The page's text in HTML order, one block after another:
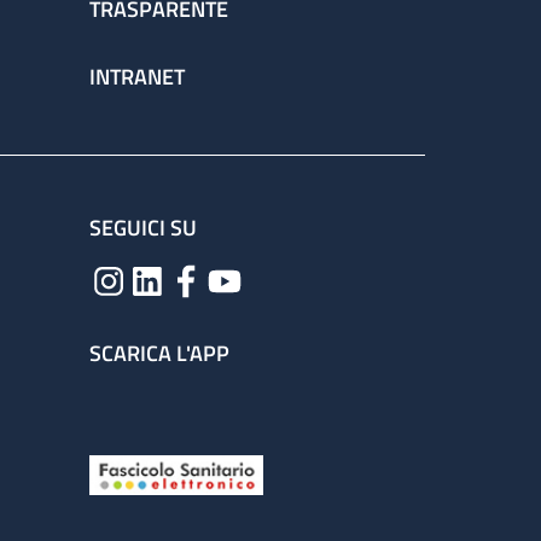
TRASPARENTE
INTRANET
SEGUICI SU
SCARICA L'APP